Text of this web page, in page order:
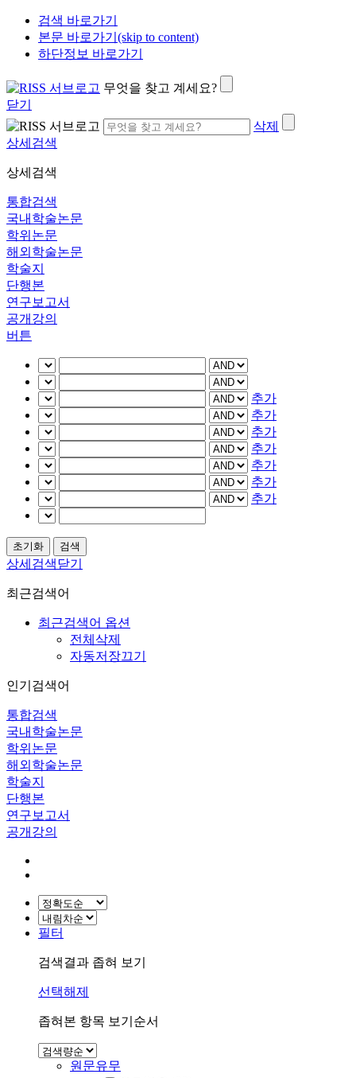
검색 바로가기
본문 바로가기(skip to content)
하단정보 바로가기
무엇을 찾고 계세요?
닫기
삭제
상세검색
상세검색
통합검색
국내학술논문
학위논문
해외학술논문
학술지
단행본
연구보고서
공개강의
버튼
추가
추가
추가
추가
추가
추가
추가
상세검색닫기
최근검색어
최근검색어 옵션
전체삭제
자동저장끄기
인기검색어
통합검색
국내학술논문
학위논문
해외학술논문
학술지
단행본
연구보고서
공개강의
필터
검색결과 좁혀 보기
선택해제
좁혀본 항목 보기순서
원문유무